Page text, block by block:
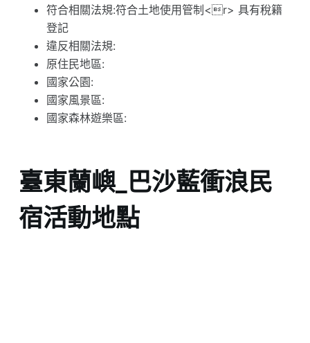
符合相關法規:符合土地使用管制<r> 具有稅籍
登記
違反相關法規:
原住民地區:
國家公園:
國家風景區:
國家森林遊樂區:
臺東蘭嶼_巴沙藍衝浪民
宿活動地點